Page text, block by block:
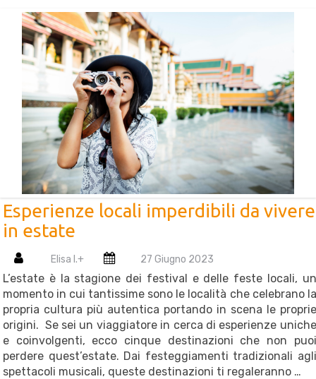
Esperienze locali imperdibili da vivere
in estate
Elisa I.+ 27 Giugno 2023
L’estate è la stagione dei festival e delle feste locali, un
momento in cui tantissime sono le località che celebrano la
propria cultura più autentica portando in scena le proprie
origini. Se sei un viaggiatore in cerca di esperienze uniche
e coinvolgenti, ecco cinque destinazioni che non puoi
perdere quest’estate. Dai festeggiamenti tradizionali agli
spettacoli musicali, queste destinazioni ti regaleranno …